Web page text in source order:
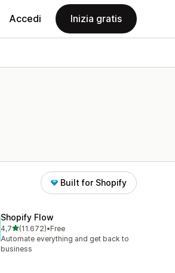
Accedi Inizia gratis
Built for Shopify
Shopify Flow
4,7stelle su 5
(11.672)
11672 recensioni totali
•Free
Automate everything and get back to
business